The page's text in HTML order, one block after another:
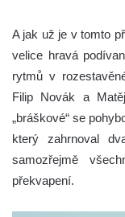
A jak už je v tomto
velice hravá
rytmů v
Filip Novák a
„bráškové“ se
který zahrnoval
samozřejmě
překvapení.